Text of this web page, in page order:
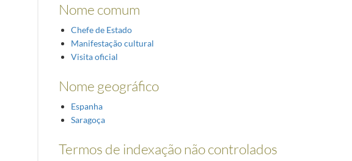
Nome comum
Chefe de Estado
Manifestação cultural
Visita oficial
Nome geográfico
Espanha
Saragoça
Termos de indexação não controlados